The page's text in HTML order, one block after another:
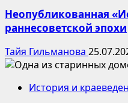
Неопубликованная
раннесоветской эпохи
Тайя Гильманова
История и